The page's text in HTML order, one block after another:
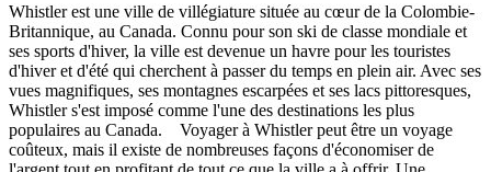
Whistler est une ville de villégiature située au cœur de la Colombie-
Britannique, au Canada. Connu pour son ski de classe mondiale et
ses sports d'hiver, la ville est devenue un havre pour les touristes
d'hiver et d'été qui cherchent à passer du temps en plein air. Avec ses
vues magnifiques, ses montagnes escarpées et ses lacs pittoresques,
Whistler s'est imposé comme l'une des destinations les plus
populaires au Canada. Voyager à Whistler peut être un voyage
coûteux, mais il existe de nombreuses façons d'économiser de